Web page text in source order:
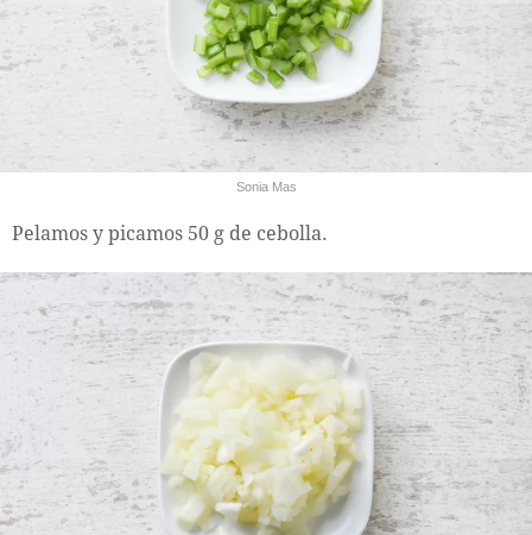
Sonia Mas
Pelamos y picamos 50 g de cebolla.